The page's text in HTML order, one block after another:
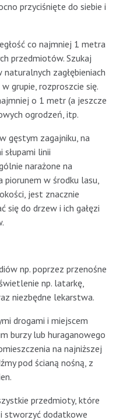
przyciśnięte do siebie i
co najmniej 1 metra
przedmiotów. Szukaj
naturalnych zagłębieniach
grupie, rozproszcie się.
o 1 metr (a jeszcze
ogrodzeń, itp.
gęstym zagajniku, na
słupami linii
narażone na
piorunem w środku lasu,
jest znacznie
się do drzew i ich gałęzi
np. poprzez przenośne
np. latarkę,
niezbędne lekarstwa.
drogami i miejscem
burzy lub huraganowego
na najniższej
pod ścianą nośną, z
przedmioty, które
stworzyć dodatkowe